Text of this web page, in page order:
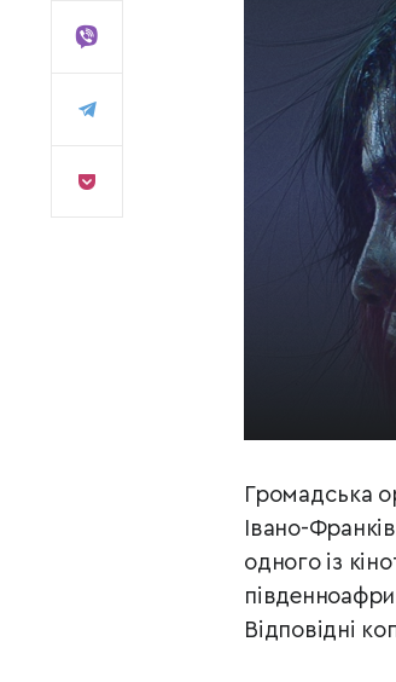
Громадська
Івано-
одного із
Відповідні